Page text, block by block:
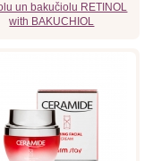
un bakučiolu RETINOL
with BAKUCHIOL